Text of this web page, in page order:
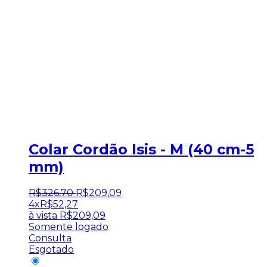
Colar Cordão Isis - M (40 cm-5
mm)
R$326,70 R$209,09
4x R$52,27
à vista R$209,09
Somente logado
Consulta
Esgotado